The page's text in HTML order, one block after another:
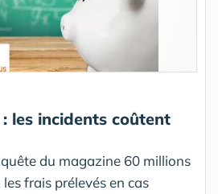
les incidents coûtent
du magazine 60 millions
frais prélevés en cas